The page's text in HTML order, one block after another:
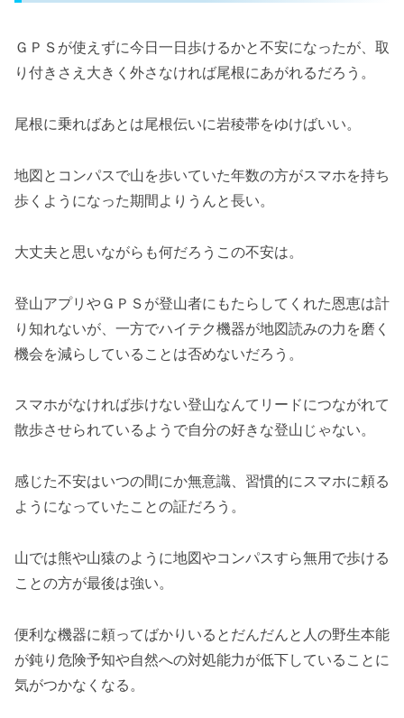
ＧＰＳが使えずに今日一日歩けるかと不安になったが、取
り付きさえ大きく外さなければ尾根にあがれるだろう。
尾根に乗ればあとは尾根伝いに岩稜帯をゆけばいい。
地図とコンパスで山を歩いていた年数の方がスマホを持ち
歩くようになった期間よりうんと長い。
大丈夫と思いながらも何だろうこの不安は。
登山アプリやＧＰＳが登山者にもたらしてくれた恩恵は計
り知れないが、一方でハイテク機器が地図読みの力を磨く
機会を減らしていることは否めないだろう。
スマホがなければ歩けない登山なんてリードにつながれて
散歩させられているようで自分の好きな登山じゃない。
感じた不安はいつの間にか無意識、習慣的にスマホに頼る
ようになっていたことの証だろう。
山では熊や山猿のように地図やコンパスすら無用で歩ける
ことの方が最後は強い。
便利な機器に頼ってばかりいるとだんだんと人の野生本能
が鈍り危険予知や自然への対処能力が低下していることに
気がつかなくなる。